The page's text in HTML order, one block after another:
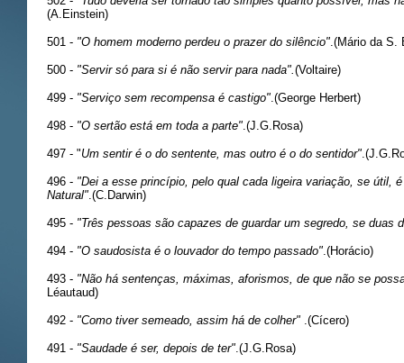
(A.Einstein)
501 - "O homem moderno perdeu o prazer do silêncio" .(Mário da S.
500 - "Servir só para si é não servir para nada". (Voltaire)
499 - "Serviço sem recompensa é castigo" .(George Herbert)
498 - "O sertão está em toda a parte" .(J.G.Rosa)
497 - "Um sentir é o do sentente, mas outro é o do sentidor"
496 - "Dei a esse princípio, pelo qual cada ligeira variação, se útil,
Natural" .(C.Darwin)
495 - "Três pessoas são capazes de guardar um segredo, se duas
494 - "O saudosista é o louvador do tempo passado" .(Horácio)
493 - "Não há sentenças, máximas, aforismos, de que não se
Léautaud)
492 - "Como tiver semeado, assim há de colher" .(Cícero)
491 - "Saudade é ser, depois de ter" .(J.G.Rosa)